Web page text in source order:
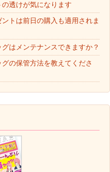
透けが気になります
トは前日の購入も適用されま
はメンテナンスできますか？
の保管方法を教えてくださ